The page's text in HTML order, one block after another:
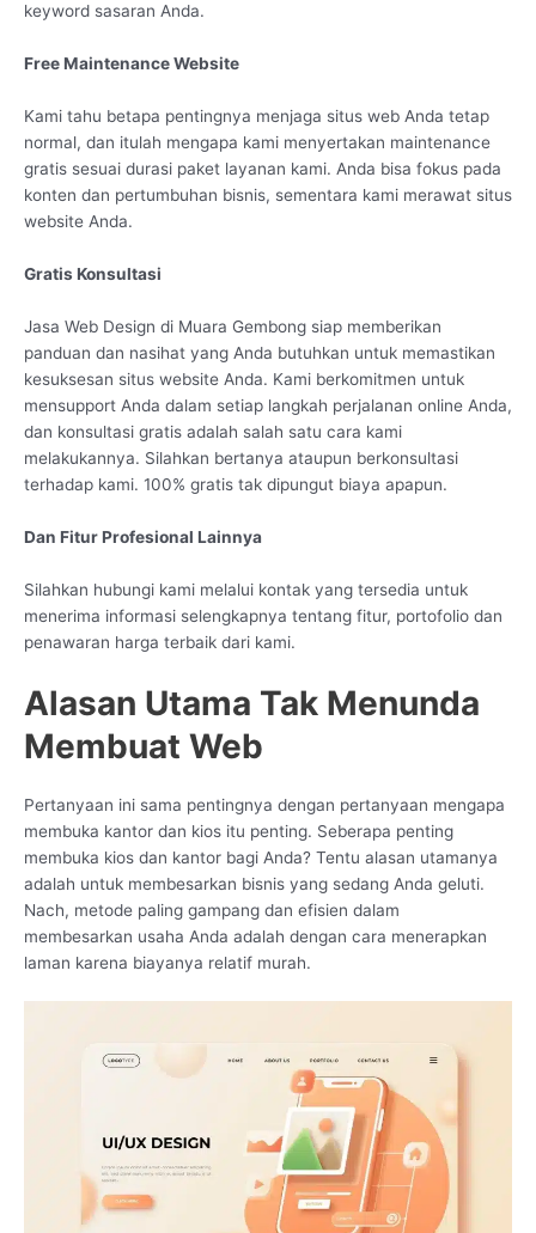
keyword sasaran Anda.
Free Maintenance Website
Kami tahu betapa pentingnya menjaga situs web Anda tetap
normal, dan itulah mengapa kami menyertakan maintenance
gratis sesuai durasi paket layanan kami. Anda bisa fokus pada
konten dan pertumbuhan bisnis, sementara kami merawat situs
website Anda.
Gratis Konsultasi
Jasa Web Design di Muara Gembong siap memberikan
panduan dan nasihat yang Anda butuhkan untuk memastikan
kesuksesan situs website Anda. Kami berkomitmen untuk
mensupport Anda dalam setiap langkah perjalanan online Anda,
dan konsultasi gratis adalah salah satu cara kami
melakukannya. Silahkan bertanya ataupun berkonsultasi
terhadap kami. 100% gratis tak dipungut biaya apapun.
Dan Fitur Profesional Lainnya
Silahkan hubungi kami melalui kontak yang tersedia untuk
menerima informasi selengkapnya tentang fitur, portofolio dan
penawaran harga terbaik dari kami.
Alasan Utama Tak Menunda
Membuat Web
Pertanyaan ini sama pentingnya dengan pertanyaan mengapa
membuka kantor dan kios itu penting. Seberapa penting
membuka kios dan kantor bagi Anda? Tentu alasan utamanya
adalah untuk membesarkan bisnis yang sedang Anda geluti.
Nach, metode paling gampang dan efisien dalam
membesarkan usaha Anda adalah dengan cara menerapkan
laman karena biayanya relatif murah.